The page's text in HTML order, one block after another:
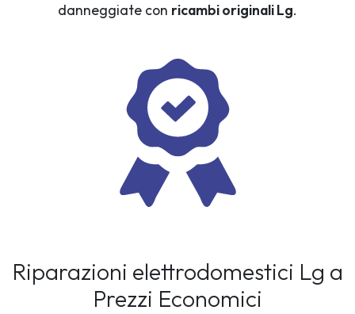
danneggiate con ricambi originali Lg.
Riparazioni elettrodomestici Lg a
Prezzi Economici